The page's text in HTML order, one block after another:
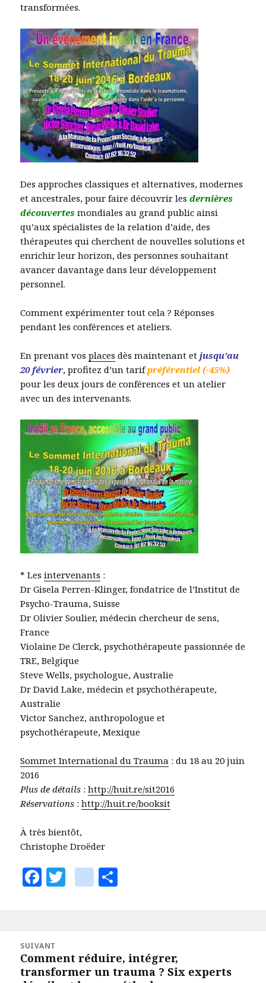
transformées.
Des approches classiques et alternatives, modernes
et ancestrales, pour faire découvrir lesdernières
découvertes mondiales au grand public ainsi
qu’aux spécialistes de la relation d’aide, des
thérapeutes qui cherchent de nouvelles solutions et
enrichir leur horizon, des personnes souhaitant
avancer davantage dans leur développement
personnel.
Comment expérimenter tout cela ? Réponses
pendant les conférences et ateliers.
En prenant vosplaces dès maintenant etjusqu’au
20 février, profitez d’un tarifpréférentiel (-45%)
pour les deux jours de conférences et un atelier
avec un des intervenants.
* Lesintervenants :
Dr Gisela Perren-Klinger, fondatrice de l’Institut de
Psycho-Trauma, Suisse
Dr Olivier Soulier, médecin chercheur de sens,
France
Violaine De Clerck, psychothérapeute passionnée de
TRE, Belgique
Steve Wells, psychologue, Australie
Dr David Lake, médecin et psychothérapeute,
Australie
Victor Sanchez, anthropologue et
psychothérapeute, Mexique
Sommet International du Trauma : du 18 au 20 juin
2016
Plus de détails :http://huit.re/sit2016
Réservations :http://huit.re/booksit
À très bientôt,
Christophe Droëder
F
e
b
o
T
te
r
vi
e
o
a
g
e
l’article
SUIVANT
Article
suivant :
Comment réduire, intégrer,
transformer un trauma ? Six experts